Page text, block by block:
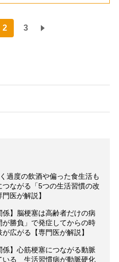
2 3
過度の飲酒や偏った食生活も
ながる「5つの生活習慣の改
医が解説】
係】脳梗塞は高齢者だけの病
勝負」で発症してからの時
広がる【専門医が解説】
係】心筋梗塞につながる動脈
いる 生活習慣病が動脈硬化